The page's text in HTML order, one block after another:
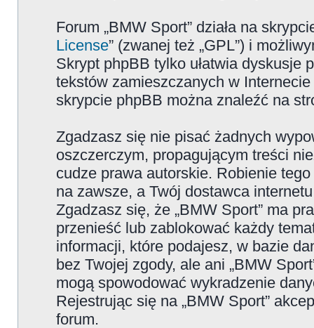
Forum „BMW Sport” działa na
License” (zwanej też „GPL”) i
Skrypt phpBB tylko ułatwia dyskusje
tekstów zamieszczanych w
skrypcie phpBB można znaleźć na
Zgadzasz się nie pisać żadnych
oszczerczym, propagującym treści
cudze prawa autorskie. Robienie
na zawsze, a Twój dostawca
Zgadzasz się, że „BMW Sport” ma
przenieść lub zablokować każdy
informacji, które podajesz, w bazie
bez Twojej zgody, ale ani „BMW
mogą spowodować wykradzenie
Rejestrując się na „BMW Sport”
forum.